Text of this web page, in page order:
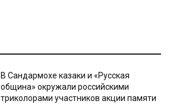
В Сандармохе казаки и «Русская
община» окружали российскими
триколорами участников акции памяти